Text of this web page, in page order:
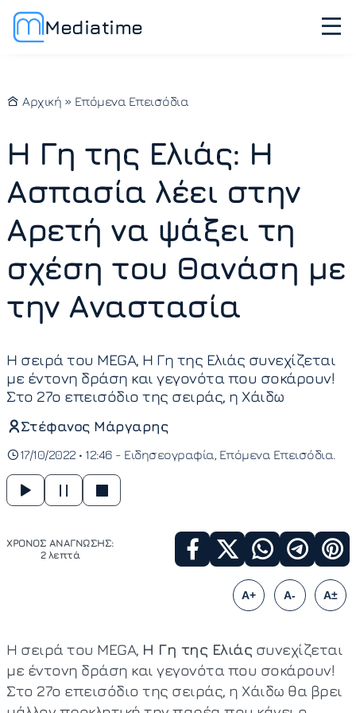
Mediatime
Αρχική » Επόμενα Επεισόδια
H Γη της Ελιάς: Η
Ασπασία λέει στην
Αρετή να ψάξει τη
σχέση του Θανάση με
την Αναστασία
Η σειρά του MEGA, Η Γη της Ελιάς συνεχίζεται
με έντονη δράση και γεγονότα που σοκάρουν!
Στο 27ο επεισόδιο της σειράς, η Χάιδω
Στέφανος Μάργαρης
17/10/2022 • 12:46 - Ειδησεογραφία Επόμενα Επεισόδια
ΧΡΟΝΟΣ ΑΝΑΓΝΩΣΗΣ:
2 λεπτά
A+ A- A±
Η σειρά του MEGA, Η Γη της Ελιάς συνεχίζεται
με έντονη δράση και γεγονότα που σοκάρουν!
Στο 27ο επεισόδιο της σειράς, η Χάιδω θα βρει